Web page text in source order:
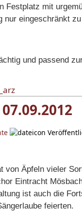
mit
eingeschränkt
und passend
Äpfeln vieler
Eintracht
ist auch die
feierten.